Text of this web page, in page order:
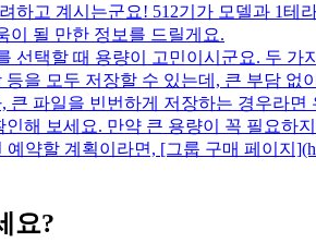
하고 계시는군요! 512기가 모델과 1
이 될 만한 정보를 드릴게요.
선택할 때 용량이 고민이시군요. 두
등을 모두 저장할 수 있는데, 큰 부담
큰 파일을 빈번하게 저장하는 경우라
해 보세요. 만약 큰 용량이 꼭 필요하
약할 계획이라면, [그룹 구매 페이지
요?